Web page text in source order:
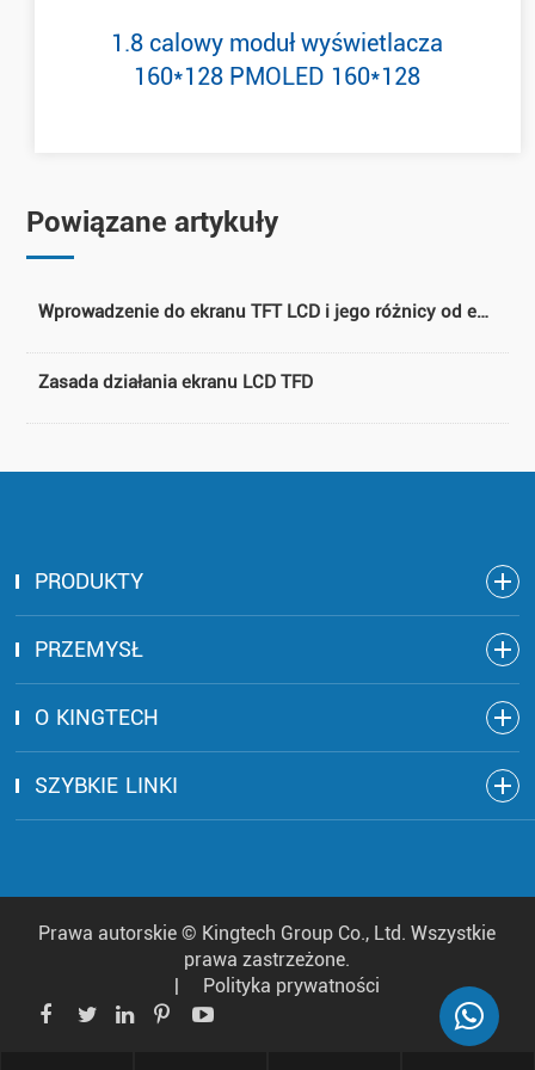
1.8 calowy moduł wyświetlacza
160*128 PMOLED 160*128
Powiązane artykuły
Wprowadzenie do ekranu TFT LCD i jego różnicy od ekranu LCD
Zasada działania ekranu LCD TFD
PRODUKTY
PRZEMYSŁ
O KINGTECH
SZYBKIE LINKI
Prawa autorskie © Kingtech Group Co., Ltd. Wszystkie
prawa zastrzeżone.
|
Polityka prywatności